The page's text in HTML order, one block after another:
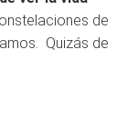
de
Quizás de